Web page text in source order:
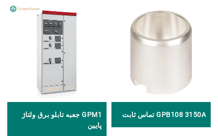
GPB108 3150A تماس ثابت
GPM1 جعبه تابلو برق ولتاژ
پایین